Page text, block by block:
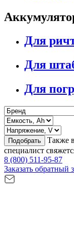
Для
Для
Для
Подобрать Также
специалист
8 (800) 511-95-87
Заказать обратный